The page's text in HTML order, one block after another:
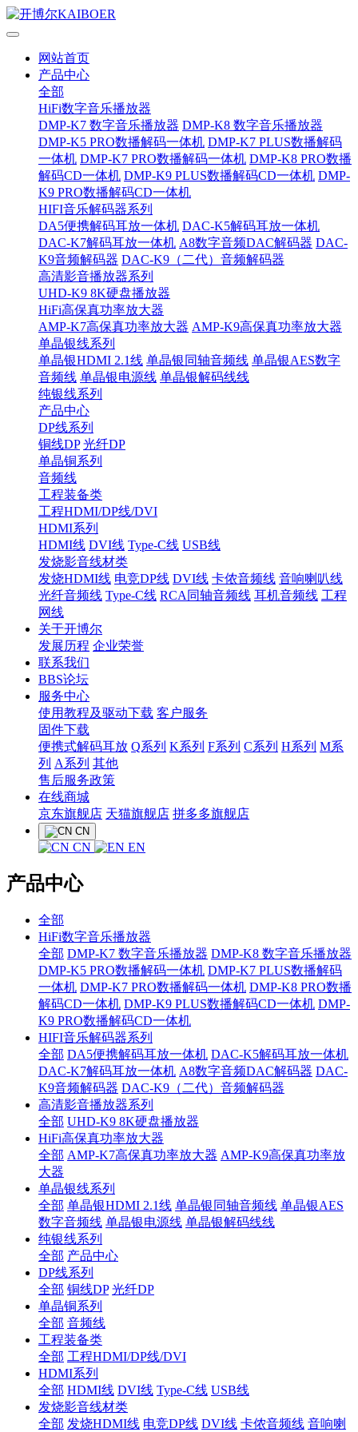
网站首页
产品中心
全部
HiFi数字音乐播放器
DMP-K7 数字音乐播放器 DMP-K8 数字音乐播放器
DMP-K5 PRO数播解码一体机 DMP-K7 PLUS数播解码
一体机 DMP-K7 PRO数播解码一体机 DMP-K8 PRO数播
解码CD一体机 DMP-K9 PLUS数播解码CD一体机 DMP-
K9 PRO数播解码CD一体机
HIFI音乐解码器系列
DA5便携解码耳放一体机 DAC-K5解码耳放一体机
DAC-K7解码耳放一体机 A8数字音频DAC解码器 DAC-
K9音频解码器 DAC-K9（二代）音频解码器
高清影音播放器系列
UHD-K9 8K硬盘播放器
HiFi高保真功率放大器
AMP-K7高保真功率放大器 AMP-K9高保真功率放大器
单晶银线系列
单晶银HDMI 2.1线 单晶银同轴音频线 单晶银AES数字
音频线 单晶银电源线 单晶银解码线线
纯银线系列
产品中心
DP线系列
铜线DP 光纤DP
单晶铜系列
音频线
工程装备类
工程HDMI/DP线/DVI
HDMI系列
HDMI线 DVI线 Type-C线 USB线
发烧影音线材类
发烧HDMI线 电竞DP线 DVI线 卡侬音频线 音响喇叭线
光纤音频线 Type-C线 RCA同轴音频线 耳机音频线 工程
网线
关于开博尔
发展历程 企业荣誉
联系我们
BBS论坛
服务中心
使用教程及驱动下载 客户服务
固件下载
便携式解码耳放 Q系列 K系列 F系列 C系列 H系列 M系
列 A系列 其他
售后服务政策
在线商城
京东旗舰店 天猫旗舰店 拼多多旗舰店
CN
CN EN
产品中心
全部
HiFi数字音乐播放器
全部 DMP-K7 数字音乐播放器 DMP-K8 数字音乐播放器
DMP-K5 PRO数播解码一体机 DMP-K7 PLUS数播解码
一体机 DMP-K7 PRO数播解码一体机 DMP-K8 PRO数播
解码CD一体机 DMP-K9 PLUS数播解码CD一体机 DMP-
K9 PRO数播解码CD一体机
HIFI音乐解码器系列
全部 DA5便携解码耳放一体机 DAC-K5解码耳放一体机
DAC-K7解码耳放一体机 A8数字音频DAC解码器 DAC-
K9音频解码器 DAC-K9（二代）音频解码器
高清影音播放器系列
全部 UHD-K9 8K硬盘播放器
HiFi高保真功率放大器
全部 AMP-K7高保真功率放大器 AMP-K9高保真功率放
大器
单晶银线系列
全部 单晶银HDMI 2.1线 单晶银同轴音频线 单晶银AES
数字音频线 单晶银电源线 单晶银解码线线
纯银线系列
全部 产品中心
DP线系列
全部 铜线DP 光纤DP
单晶铜系列
全部 音频线
工程装备类
全部 工程HDMI/DP线/DVI
HDMI系列
全部 HDMI线 DVI线 Type-C线 USB线
发烧影音线材类
全部 发烧HDMI线 电竞DP线 DVI线 卡侬音频线 音响喇